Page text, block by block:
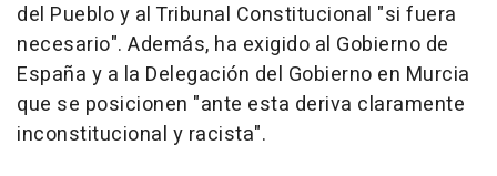
del Pueblo y al Tribunal Constitucional "si fuera
necesario". Además, ha exigido al Gobierno de
España y a la Delegación del Gobierno en Murcia
que se posicionen "ante esta deriva claramente
inconstitucional y racista".